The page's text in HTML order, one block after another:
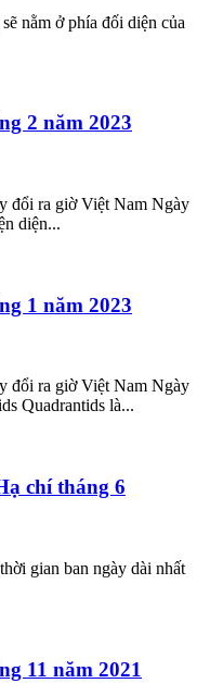
nằm ở phía đối diện của
2 năm 2023
đổi ra giờ Việt Nam Ngày
diện...
1 năm 2023
đổi ra giờ Việt Nam Ngày
Quadrantids là...
chí tháng 6
gian ban ngày dài nhất
11 năm 2021